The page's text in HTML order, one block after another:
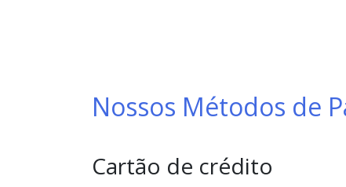
Nossos Métodos de
Cartão de crédito